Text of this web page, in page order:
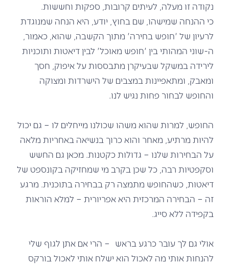
נקודה זו מעלה, לעיתים קרובות, ספקות וחששות.
כי ההנחה שמישהו, שם בחוץ, יודע, היא הנחה שמנוגדת
לרעיון של 'חופש בחירה' מתוך הקשבה, שהוא, כאמור,
ה-שוני המהותי בין 'חופש מאוכל' לבין דיאטות ותוכניות
לירידה במשקל שבעיקרן מתבססות על איפוק, חסך
ומאבק, ומתאפיינות במצבים של הישרדות ומצוקה
והחופש לבחור פחות נגיש לנו.
החופש, למרות שהוא משהו שכולנו מייחלים לו – גם יכול
להיות מרתיע, מאחר והוא כרוך בנשיאה באחריות מלאה
על הבחירות שלנו – גדולות כקטנות. מכאן גם החשש
וסקפטיות רבה, כל שכן בקרב מי שמחזיקה בקונספט של
דיאטות, כשהחופש מתמצה רק בבחירה בתוכנית. מרגע
זה – הבחירה המרכזית היא אפריורית – למלא הוראות
בקפידה ללא סייג.
אולי גם לך עובר כרגע בראש – הרי אם אתן לגוף שלי
להנחות אותי מה לאכול הוא ישלח אותי לאכול בורקס